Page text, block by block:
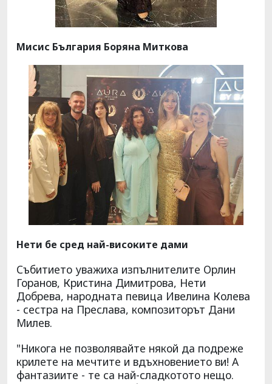
Мисис България Боряна Миткова
Нети бе сред най-високите дами
Събитието уважиха изпълнителите Орлин
Горанов, Кристина Димитрова, Нети
Добрева, народната певица Ивелина Колева
- сестра на Преслава, композиторът Дани
Милев.
"Никога не позволявайте някой да подреже
крилете на мечтите и вдъхновението ви! А
фантазиите - те са най-сладкотото нещо.